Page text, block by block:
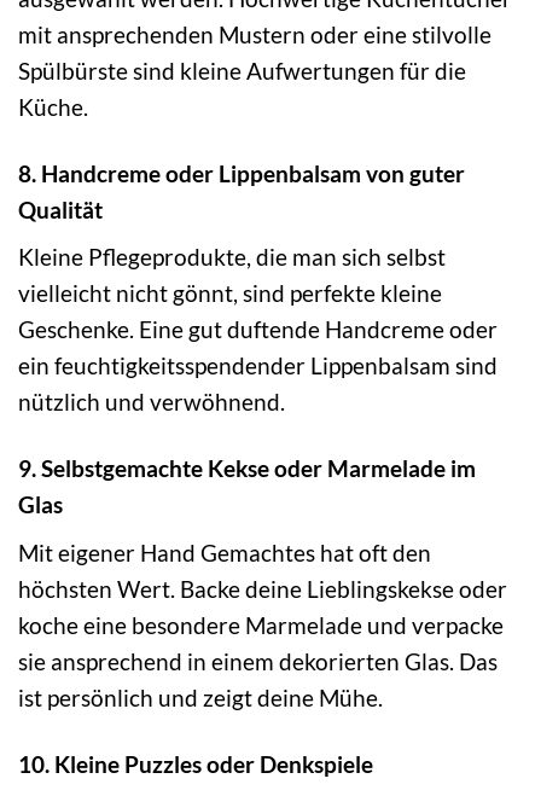
mit ansprechenden Mustern oder eine stilvolle
Spülbürste sind kleine Aufwertungen für die
Küche.
8. Handcreme oder Lippenbalsam von guter
Qualität
Kleine Pflegeprodukte, die man sich selbst
vielleicht nicht gönnt, sind perfekte kleine
Geschenke. Eine gut duftende Handcreme oder
ein feuchtigkeitsspendender Lippenbalsam sind
nützlich und verwöhnend.
9. Selbstgemachte Kekse oder Marmelade im
Glas
Mit eigener Hand Gemachtes hat oft den
höchsten Wert. Backe deine Lieblingskekse oder
koche eine besondere Marmelade und verpacke
sie ansprechend in einem dekorierten Glas. Das
ist persönlich und zeigt deine Mühe.
10. Kleine Puzzles oder Denkspiele